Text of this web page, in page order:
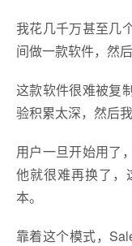
我花几千万甚至几
间做一款软件，然
这款软件很难被复
验积累太深，然后
用户一旦开始用了
他就很难再换了，
本。
靠着这个模式，